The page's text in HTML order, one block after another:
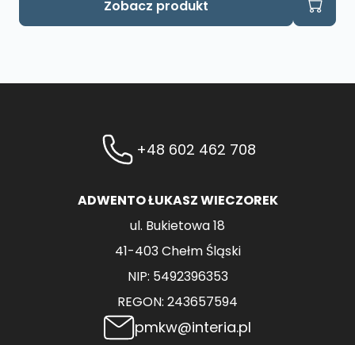
Zobacz produkt
+48 602 462 708
ADWENTO ŁUKASZ WIECZOREK
ul. Bukietowa 18
41-403 Chełm Śląski
NIP: 5492396353
REGON: 243657594
pmkw@interia.pl